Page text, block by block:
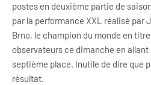
postes en deuxième partie de
par la performance XXL réalisé par
Brno, le champion du monde en
observateurs ce dimanche en
septième place. Inutile de dire que
résultat.